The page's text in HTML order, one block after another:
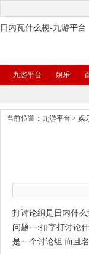
日内瓦什么梗-九游平台
九游平台 娱乐
当前位置： 九游平台 > 娱
打讨论组是日内什么
问题一:扣字打讨论
是一个讨论组 而且